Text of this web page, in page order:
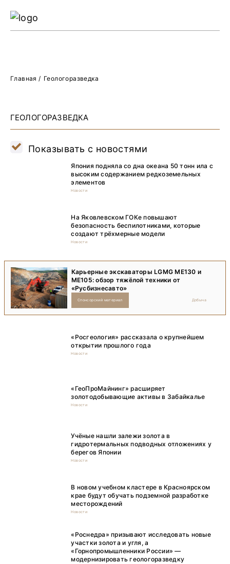
Главная / Геологоразведка
ГЕОЛОГОРАЗВЕДКА
Показывать с новостями
Япония подняла со дна океана 50 тонн ила с
высоким содержанием редкоземельных
элементов
Новости
На Яковлевском ГОКе повышают
безопасность беспилотниками, которые
создают трёхмерные модели
Новости
Карьерные экскаваторы LGMG ME130 и
ME105: обзор тяжёлой техники от
«Русбизнесавто»
Добыча
Спонсорский материал
«Росгеология» рассказала о крупнейшем
открытии прошлого года
Новости
«ГеоПроМайнинг» расширяет
золотодобывающие активы в Забайкалье
Новости
Учёные нашли залежи золота в
гидротермальных подводных отложениях у
берегов Японии
Новости
В новом учебном кластере в Красноярском
крае будут обучать подземной разработке
месторождений
Новости
«Роснедра» призывают исследовать новые
участки золота и угля, а
«Горнопромышленники России» —
модернизировать геологоразведку